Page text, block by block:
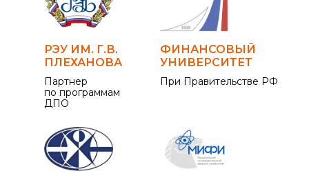
При Правительстве РФ
ФИНАНСОВЫЙ
УНИВЕРСИТЕТ
Партнер
по программам
ДПО
РЭУ ИМ. Г.В.
ПЛЕХАНОВА